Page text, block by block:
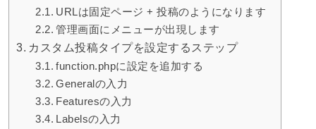
URLは固定ページ + 投稿のようになります
管理画面にメニューが出現します
カスタム投稿タイプを設定するステップ
function.phpに設定を追加する
Generalの入力
Featuresの入力
Labelsの入力